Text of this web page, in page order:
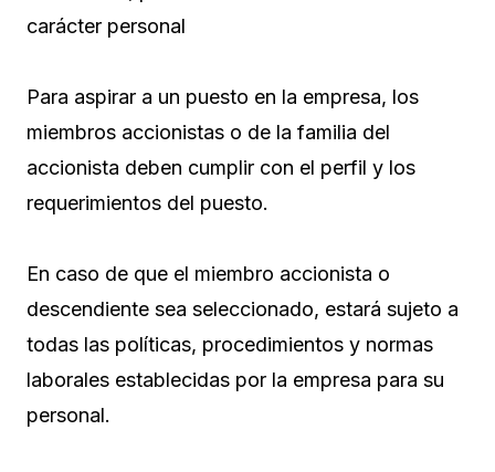
carácter personal
Para aspirar a un puesto en la empresa, los
miembros accionistas o de la familia del
accionista deben cumplir con el perfil y los
requerimientos del puesto.
En caso de que el miembro accionista o
descendiente sea seleccionado, estará sujeto a
todas las políticas, procedimientos y normas
laborales establecidas por la empresa para su
personal.